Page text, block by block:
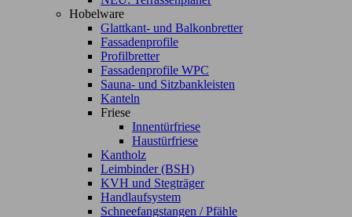
Hobelware
Glattkant- und Balkonbretter
Fassadenprofile
Profilbretter
Fassadenprofile WPC
Sauna- und Sitzbankleisten
Kanteln
Friese
Innentürfriese
Haustürfriese
Kantholz
Leimbinder (BSH)
KVH und Stegträger
Handlaufsystem
Schneefangstangen / Pfähle